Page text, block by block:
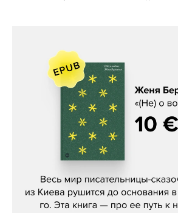
Женя Бережная, «(Не)